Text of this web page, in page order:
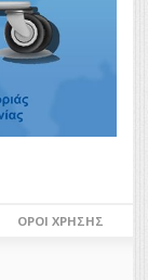
ΌΡΟΙ ΧΡΉΣΗΣ